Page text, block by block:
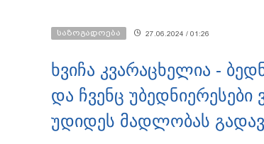
საზოგადოება 27.06.2024 / 01:26
ხვიჩა კვარაცხელია -
და ჩვენც
უდიდეს მადლობას